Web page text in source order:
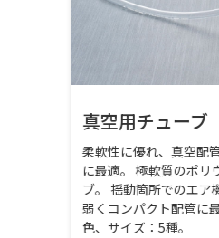
真空用チューブ
柔軟性に優れ、真空配
に最適。 極軟質のポリ
ブ。 揺動箇所でのエア
弱くコンパクト配管に
色、サイズ：5種。